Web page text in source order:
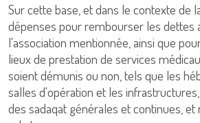
Sur cette base, et dans le contexte de
dépenses pour rembourser les dettes
l'association mentionnée, ainsi que
lieux de prestation de services
soient démunis ou non, tels que les
salles d'opération et les
des sadaqat générales et continues,